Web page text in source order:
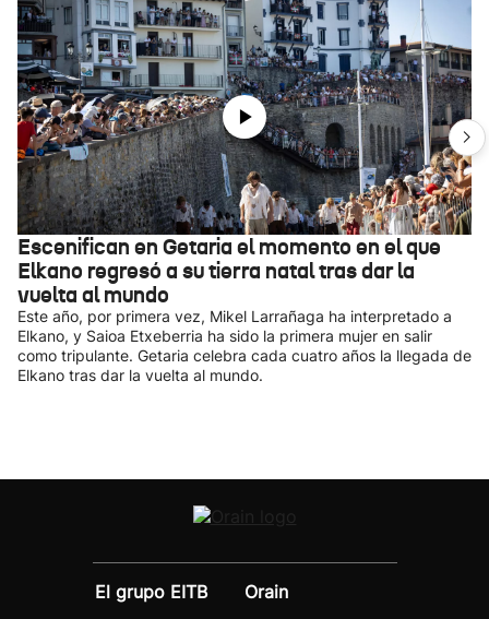
Escenifican en Getaria el momento en el que
Elkano regresó a su tierra natal tras dar la
vuelta al mundo
Este año, por primera vez, Mikel Larrañaga ha interpretado a
Elkano, y Saioa Etxeberria ha sido la primera mujer en salir
como tripulante. Getaria celebra cada cuatro años la llegada de
Elkano tras dar la vuelta al mundo.
El grupo EITB
Orain